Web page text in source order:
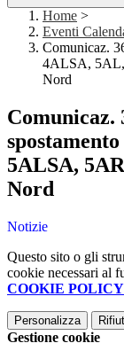
Home >
Eventi
Comunicaz.
4ALSA,
Nord
Comunicaz.
5ALSA,
Nord
Notizie
Questo sito o gli
cookie necessari al
COOKIE POLICY
Personalizza
Gestione cookie